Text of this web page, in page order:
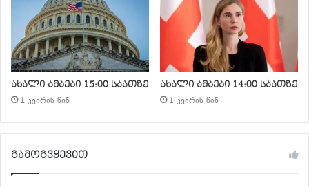
ახალი ამბები 15:00 საათზე
1 კვირის წინ
ახალი ამბები 14:00 საათზე
1 კვირის წინ
გამოგვყევით